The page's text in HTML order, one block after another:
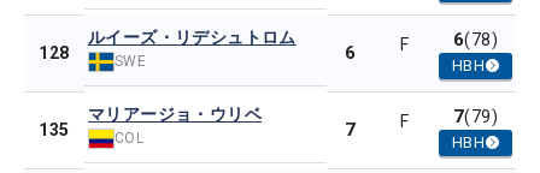
128
ルイーズ・リデシュトロム
SWE 6 F 6(78)
HBH
135
マリアージョ・ウリベ
COL 7 F 7(79)
HBH